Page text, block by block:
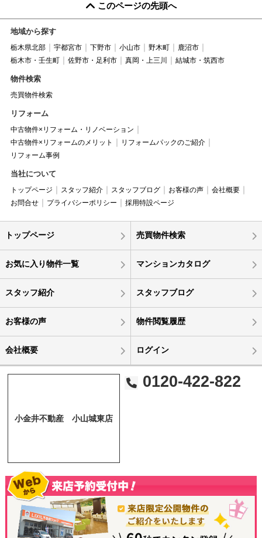
このページの先頭へ
地域から探す
栃木県北部 宇都宮市 下野市 小山市 野木町
鹿沼市
栃木市・壬生町
佐野市・足利市 真岡・上三川 結城市・筑西市
物件検索
売買物件検索
リフォーム
中古物件×リフォーム・リノベーション
中古物件×リフォームのメリット
リフォームパックのご紹介
リフォーム事例
当社について
トップページ スタッフ紹介 スタッフブログ お客様の声
会社概要
お問合せ
プライバシーポリシー 採用特設ページ
トップページ 売買物件検索
お気に入り物件一覧 マンションカタログ
スタッフ紹介 スタッフブログ
お客様の声 物件閲覧履歴
会社概要 ログイン
小金井不動産 小山城東店
0120-422-822